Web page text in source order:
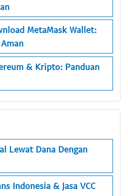
MetaMask Wallet:
& Kripto: Panduan
Lewat Dana Dengan
Indonesia & Jasa VCC